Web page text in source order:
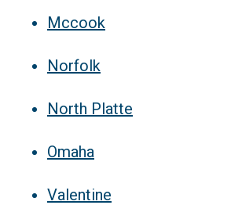
Mccook
Norfolk
North Platte
Omaha
Valentine